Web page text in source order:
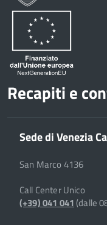
Recapiti e
Sede di Venezia
San Marco 4136
Call Center Unico
(+39) 041 041(dalle